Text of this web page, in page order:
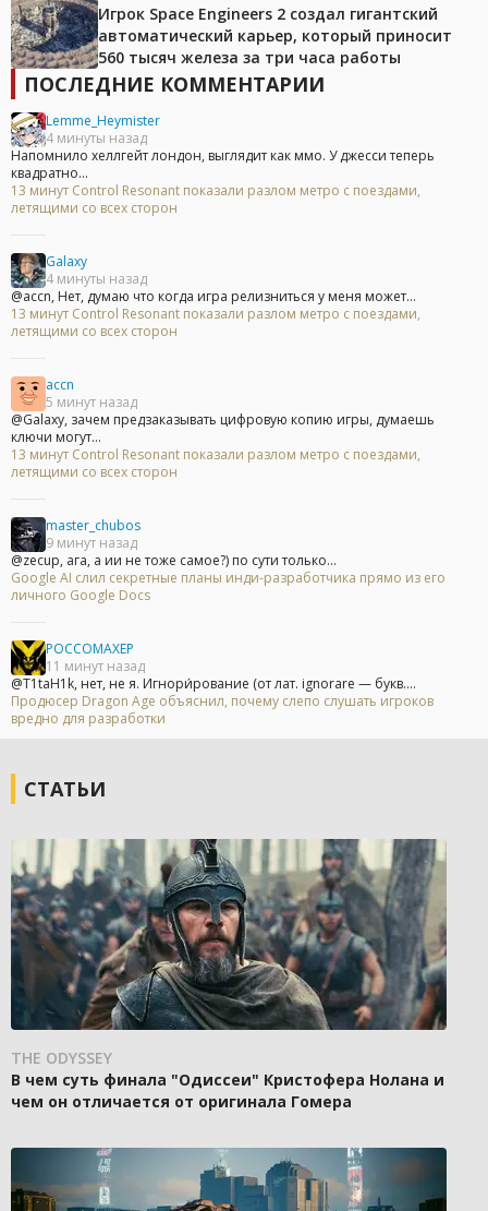
Игрок Space Engineers 2 создал гигантский
автоматический карьер, который приносит
560 тысяч железа за три часа работы
ПОСЛЕДНИЕ КОММЕНТАРИИ
Lemme_Heymister
4 минуты назад
Напомнило хеллгейт лондон, выглядит как ммо. У джесси теперь
квадратно...
13 минут Control Resonant показали разлом метро с поездами,
летящими со всех сторон
Galaxy
4 минуты назад
@accn, Нет, думаю что когда игра релизниться у меня может...
13 минут Control Resonant показали разлом метро с поездами,
летящими со всех сторон
accn
5 минут назад
@Galaxy, зачем предзаказывать цифровую копию игры, думаешь
ключи могут...
13 минут Control Resonant показали разлом метро с поездами,
летящими со всех сторон
master_chubos
9 минут назад
@zecup, ага, а ии не тоже самое?) по сути только...
Google AI слил секретные планы инди-разработчика прямо из его
личного Google Docs
POCCOMAXEP
11 минут назад
@T1taH1k, нет, не я. Игнори́рование (от лат. ignorare — букв....
Продюсер Dragon Age объяснил, почему слепо слушать игроков
вредно для разработки
СТАТЬИ
THE ODYSSEY
В чем суть финала "Одиссеи" Кристофера Нолана и
чем он отличается от оригинала Гомера